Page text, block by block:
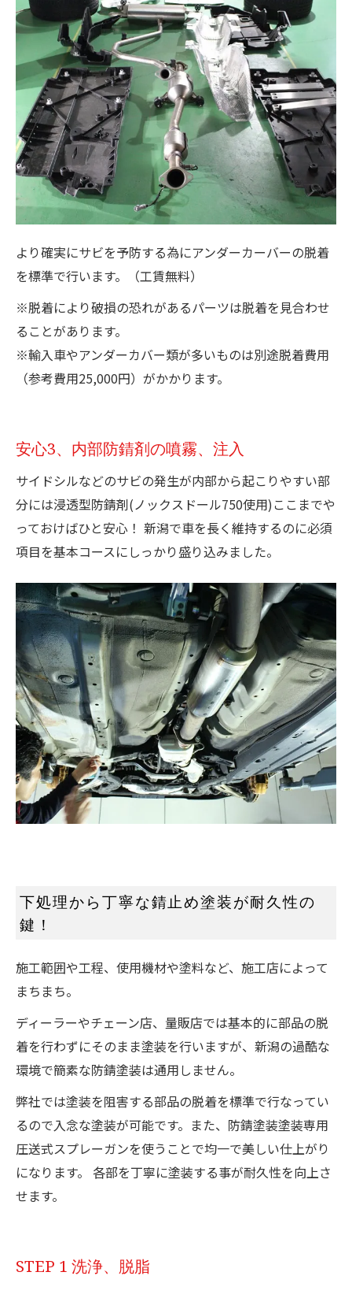
より確実にサビを予防する為にアンダーカーバーの脱着
を標準で行います。（工賃無料）
※脱着により破損の恐れがあるパーツは脱着を見合わせ
ることがあります。
※輸入車やアンダーカバー類が多いものは別途脱着費用
（参考費用25,000円）がかかります。
安心3、内部防錆剤の噴霧、注入
サイドシルなどのサビの発生が内部から起こりやすい部
分には浸透型防錆剤(ノックスドール750使用)ここまでや
っておけばひと安心！ 新潟で車を長く維持するのに必須
項目を基本コースにしっかり盛り込みました。
下処理から丁寧な錆止め塗装が耐久性の
鍵！
施工範囲や工程、使用機材や塗料など、施工店によって
まちまち。
ディーラーやチェーン店、量販店では基本的に部品の脱
着を行わずにそのまま塗装を行いますが、新潟の過酷な
環境で簡素な防錆塗装は通用しません。
弊社では塗装を阻害する部品の脱着を標準で行なってい
るので入念な塗装が可能です。また、防錆塗装塗装専用
圧送式スプレーガンを使うことで均一で美しい仕上がり
になります。 各部を丁寧に塗装する事が耐久性を向上さ
せます。
STEP 1 洗浄、脱脂